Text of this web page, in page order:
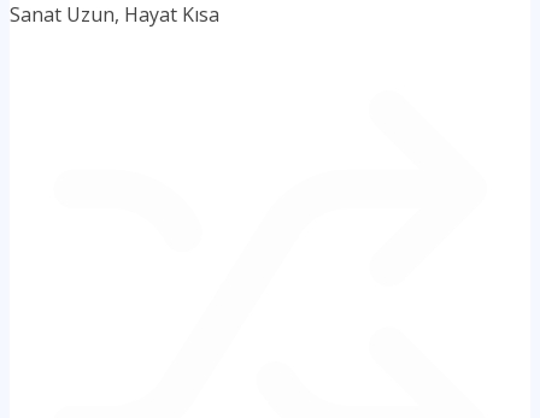
Sanat Uzun, Hayat Kısa